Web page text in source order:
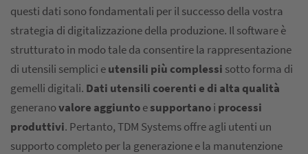
questi dati sono fondamentali per il successo della vostra
strategia di digitalizzazione della produzione. Il software è
strutturato in modo tale da consentire la rappresentazione
di utensili semplici eutensili più complessi sotto forma di
gemelli digitali. Dati utensili coerenti e di alta qualità
generanovalore aggiuntoesupportanoi processi
produttivi. Pertanto, TDM Systems offre agli utenti un
supporto completo per la generazione e la manutenzione